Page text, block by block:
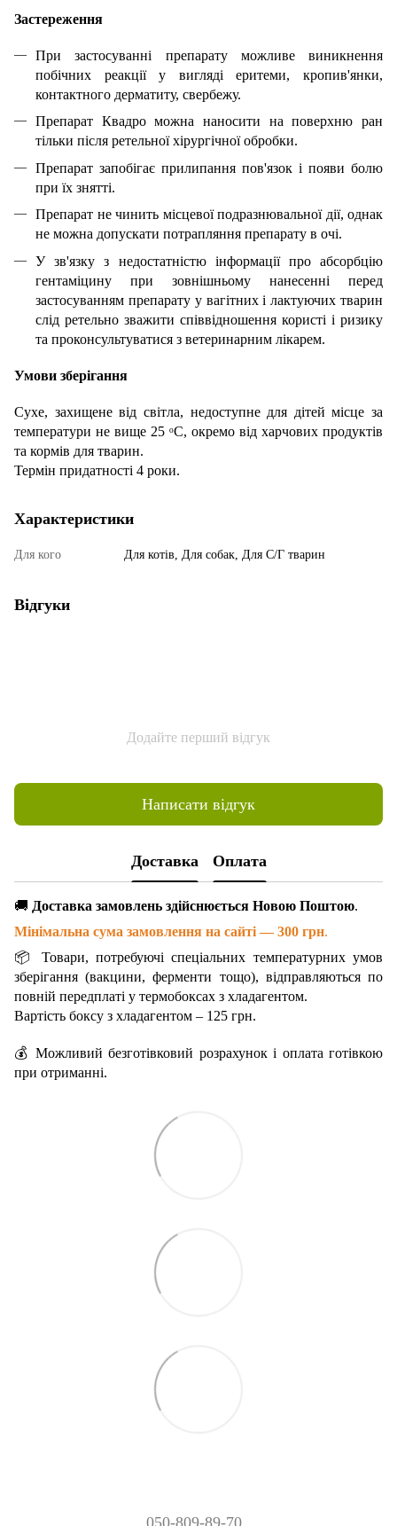
Застереження
При застосуванні препарату можливе виникнення
побічних реакції у вигляді еритеми, кропив'янки,
контактного дерматиту, свербежу.
Препарат Квадро можна наносити на поверхню ран
тільки після ретельної хірургічної обробки.
Препарат запобігає прилипання пов'язок і появи болю
при їх знятті.
Препарат не чинить місцевої подразнювальної дії, однак
не можна допускати потрапляння препарату в очі.
У зв'язку з недостатністю інформації про абсорбцію
гентаміцину при зовнішньому нанесенні перед
застосуванням препарату у вагітних і лактуючих тварин
слід ретельно зважити співвідношення користі і ризику
та проконсультуватися з ветеринарним лікарем.
Умови зберігання
Сухе, захищене від світла, недоступне для дітей місце за
температури не вище 25 ᵒС, окремо від харчових продуктів
та кормів для тварин.
Термін придатності 4 роки.
Характеристики
Для кого Для котів, Для собак, Для С/Г тварин
Відгуки
Додайте перший відгук
Написати відгук
Доставка Оплата
🚚 Доставка замовлень здійснюється Новою Поштою.
Мінімальна сума замовлення на сайті — 300 грн.
📦 Товари, потребуючі спеціальних температурних умов
зберігання (вакцини, ферменти тощо), відправляються по
повній передплаті у термобоксах з хладагентом.
Вартість боксу з хладагентом – 125 грн.
💰 Можливий безготівковий розрахунок і оплата готівкою
при отриманні.